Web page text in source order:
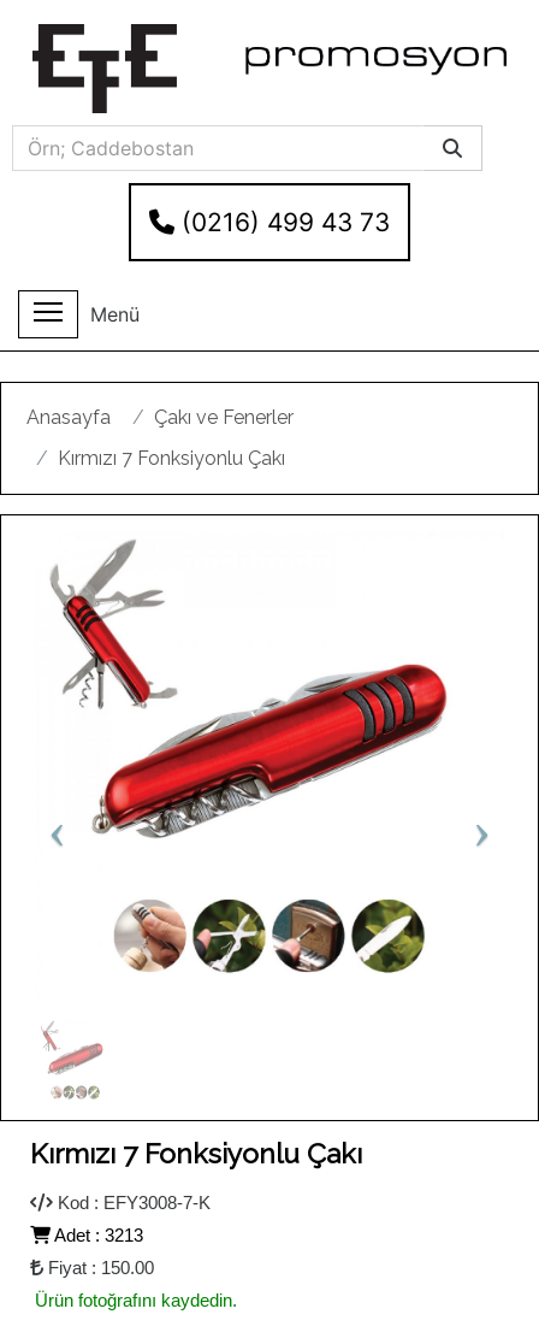
(0216) 499 43 73
Menü
Anasayfa
Çakı ve Fenerler
Kırmızı 7 Fonksiyonlu Çakı
Kırmızı 7 Fonksiyonlu Çakı
Kod : EFY3008-7-K
Adet : 3213
Fiyat : 150.00
Ürün fotoğrafını kaydedin.